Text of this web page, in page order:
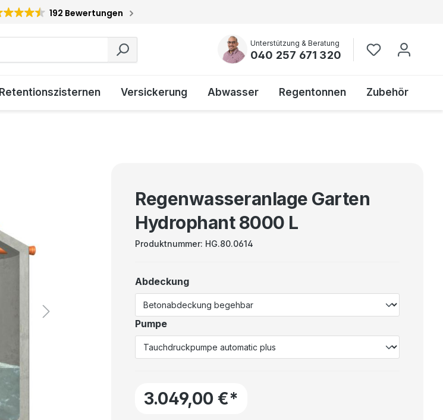
192 Bewertungen
Unterstützung & Beratung
040 257 671 320
Retentionszisternen Versickerung Abwasser Regentonnen Zubehör
Regenwasseranlage Garten
Hydrophant 8000 L
Produktnummer: HG.80.0614
Abdeckung
Pumpe
3.049,00 €*